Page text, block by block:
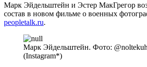
Марк Эйдельштейн и Эстер МакГрегор
состав в новом фильме о военных
peopletalk.ru.
Марк Эйдельштейн. Фото:
(Instagram*)